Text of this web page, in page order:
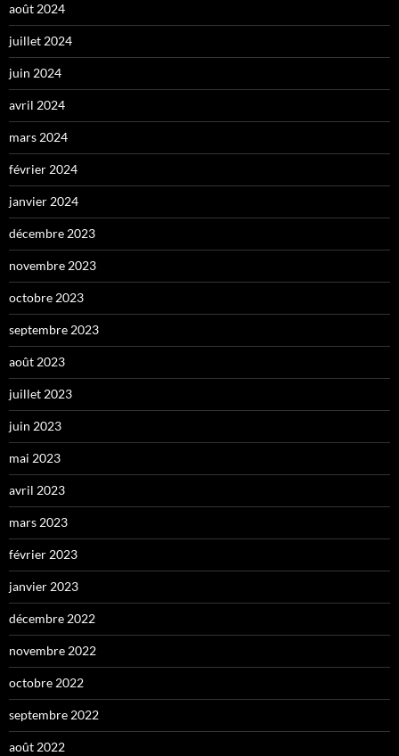
août 2024
juillet 2024
juin 2024
avril 2024
mars 2024
février 2024
janvier 2024
décembre 2023
novembre 2023
octobre 2023
septembre 2023
août 2023
juillet 2023
juin 2023
mai 2023
avril 2023
mars 2023
février 2023
janvier 2023
décembre 2022
novembre 2022
octobre 2022
septembre 2022
août 2022